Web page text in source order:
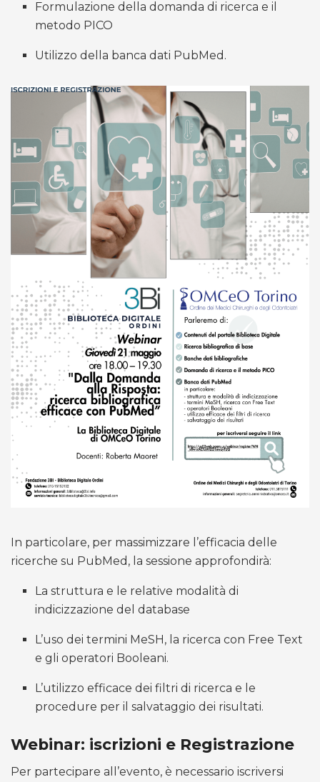
Formulazione della domanda di ricerca e il
metodo PICO
Utilizzo della banca dati PubMed.
In particolare, per massimizzare l’efficacia delle
ricerche su PubMed, la sessione approfondirà:
La struttura e le relative modalità di
indicizzazione del database
L’uso dei termini MeSH, la ricerca con Free Text
e gli operatori Booleani.
L’utilizzo efficace dei filtri di ricerca e le
procedure per il salvataggio dei risultati.
Webinar: iscrizioni e Registrazione
Per partecipare all’evento, è necessario iscriversi